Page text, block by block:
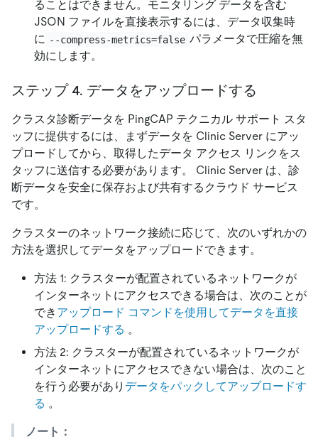
ることはできません。モニタリング データを含む
JSON ファイルを直接表示するには、データ収集時
に --compress-metrics=false パラメータで圧縮を無
効にします。
ステップ 4. データをアップロードする
クラスタ診断データを PingCAP テクニカル サポート スタ
ッフに提供するには、まずデータを Clinic Server にアッ
プロードしてから、取得したデータ アクセス リンクをス
タッフに送信する必要があります。 Clinic Server は、診
断データを安全に保存および共有するクラウド サービス
です。
クラスターのネットワーク接続に応じて、次のいずれかの
方法を選択してデータをアップロードできます。
方法 1: クラスターが配置されているネットワークが
インターネットにアクセスできる場合は、次のことが
でき アップロード コマンドを使用してデータを直接
アップロードする 。
方法 2: クラスターが配置されているネットワークが
インターネットにアクセスできない場合は、次のこと
を行う必要があり データをパックしてアップロードす
る 。
ノート：